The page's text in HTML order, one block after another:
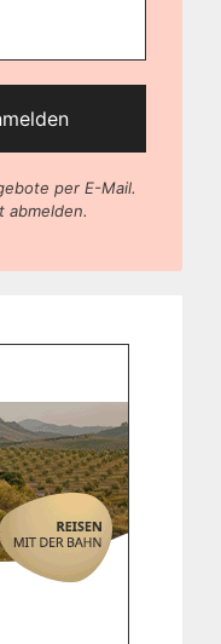
per E-Mail.
abmelden.